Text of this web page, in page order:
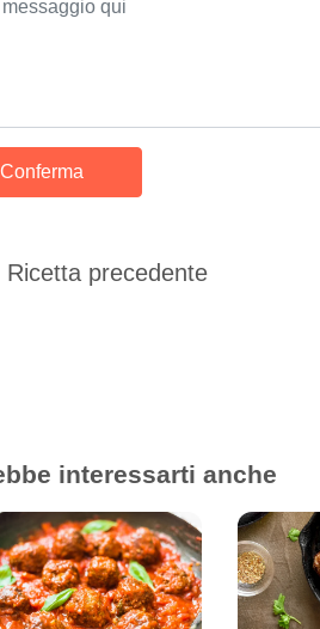
Ricetta precedente
interessarti anche